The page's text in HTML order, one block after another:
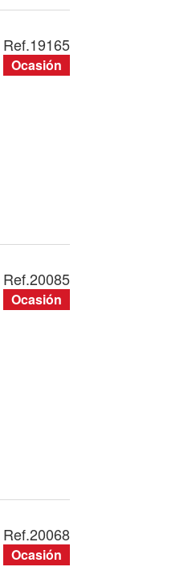
Ref.19165
Ocasión
Ref.20085
Ocasión
Ref.20068
Ocasión